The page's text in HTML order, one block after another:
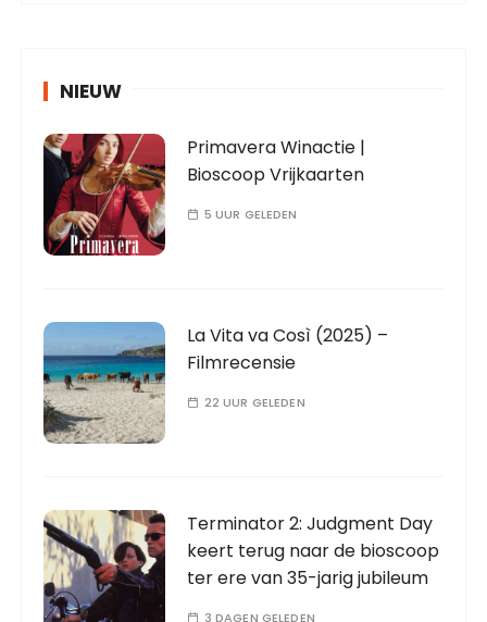
NIEUW
Primavera Winactie |
Bioscoop Vrijkaarten
5 UUR GELEDEN
La Vita va Così (2025) –
Filmrecensie
22 UUR GELEDEN
Terminator 2: Judgment Day
keert terug naar de bioscoop
ter ere van 35-jarig jubileum
3 DAGEN GELEDEN